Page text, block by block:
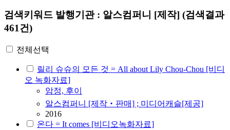
검색키워드 발행기관 : 알스컴퍼니 [제작] (검색결과
461건)
전체선택
릴리 슈슈의 모든 것 = All about Lily Chou-Chou [비디
오 녹화자료]
암정, 후이
알스컴퍼니 [제작‧판매] ; 미디어캐슬[제공]
2016
온다 = It comes [비디오녹화자료]